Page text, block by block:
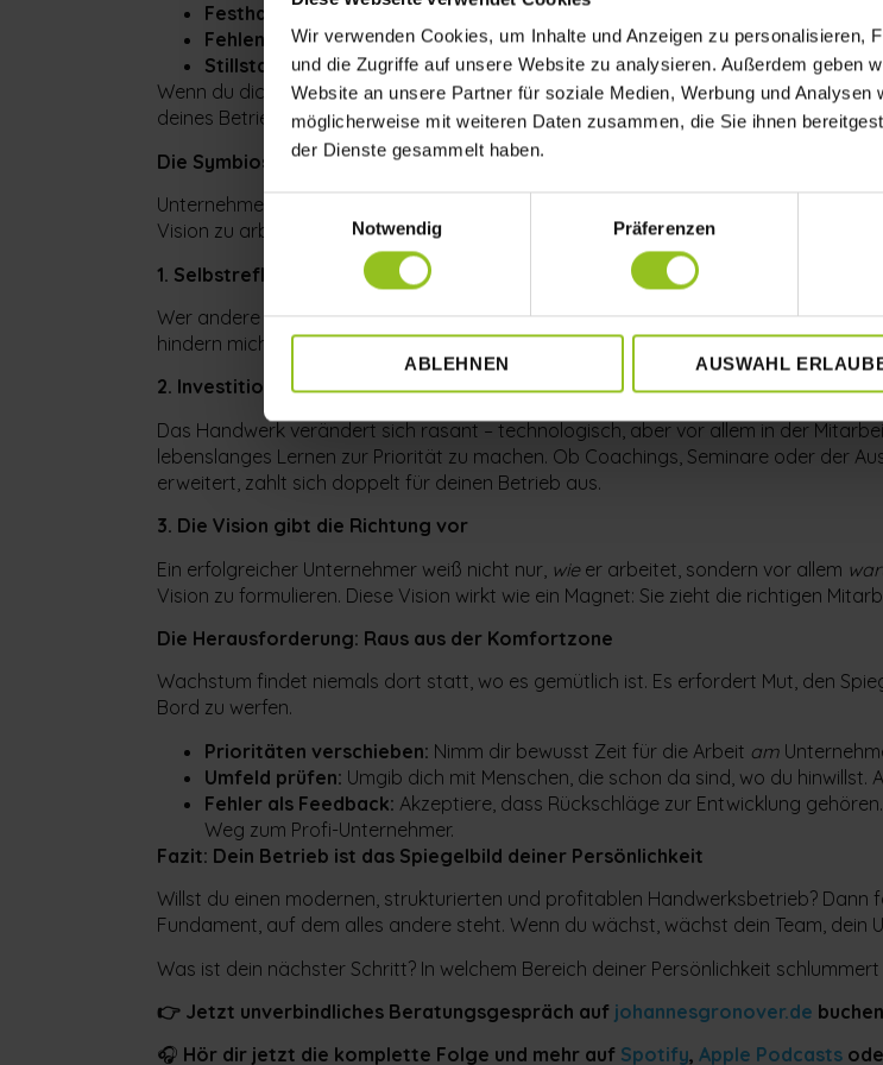
Wir verwenden Cookies, um Inhalte und Anzeigen zu personalisieren,
und die Zugriffe auf unsere Website zu analysieren. Außerdem geben
Website an unsere Partner für soziale Medien, Werbung und
möglicherweise mit weiteren Daten zusammen, die Sie ihnen
der Dienste gesammelt haben.
Notwendig
Präferenzen
ABLEHNEN AUSWAHL
Festhalten am Operativen: Du glaubst, alles selbst am besten zu können,
Fehlende Vision:Ohne persönliche Klarheit über deine Ziele treibt der
Stillstand im Denken:Wer „das schon immer so gemacht hat“, wird von der
Wenn du dich als Persönlichkeit nicht weiterentwickelst, bleibt dein Unternehmen
deines Betriebs.
Die Symbiose aus Mensch und Unternehmer
Unternehmerischer Erfolg ist kein Zufall, sondern das Resultat innerer Arbeit.
Vision zu arbeiten, folgt der betriebliche Erfolg fast automatisch.
1. Selbstreflexion als Führungsinstrument
Wer andere führen will, muss sich selbst führen können. Das bedeutet, sich ehrlich
hindern mich daran, Verantwortung abzugeben? Nur wer seine eigenen blinden
2. Investition in Wissen ist die beste Rendite
Das Handwerk verändert sich rasant – technologisch, aber vor allem in der
lebenslanges Lernen zur Priorität zu machen. Ob Coachings, Seminare oder der
erweitert, zahlt sich doppelt für deinen Betrieb aus.
3. Die Vision gibt die Richtung vor
Ein erfolgreicher Unternehmer weiß nicht nur, wieer arbeitet, sondern vor allem
Vision zu formulieren. Diese Vision wirkt wie ein Magnet: Sie zieht die richtigen
Die Herausforderung: Raus aus der Komfortzone
Wachstum findet niemals dort statt, wo es gemütlich ist. Es erfordert Mut, den
Bord zu werfen.
Prioritäten verschieben: Nimm dir bewusst Zeit für die Arbeit am
Umfeld prüfen: Umgib dich mit Menschen, die schon da sind, wo du
Fehler als Feedback: Akzeptiere, dass Rückschläge zur Entwicklung
Weg zum Profi-Unternehmer.
Fazit: Dein Betrieb ist das Spiegelbild deiner Persönlichkeit
Willst du einen modernen, strukturierten und profitablen Handwerksbetrieb? Dann
Fundament, auf dem alles andere steht. Wenn du wächst, wächst dein Team, dein
Was ist dein nächster Schritt? In welchem Bereich deiner Persönlichkeit
👉 Jetzt unverbindliches Beratungsgespräch auf johannesgronover.de buchen
🎧 Hör dir jetzt die komplette Folge und mehr auf Spotify, Apple Podcasts